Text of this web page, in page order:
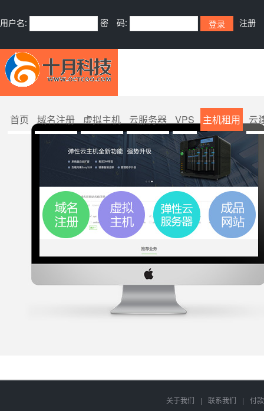
用户名: 密 码: 注册
首页 域名注册 虚拟主机 云服务器 VPS 主机租用 云
关于我们 | 联系我们 |
付